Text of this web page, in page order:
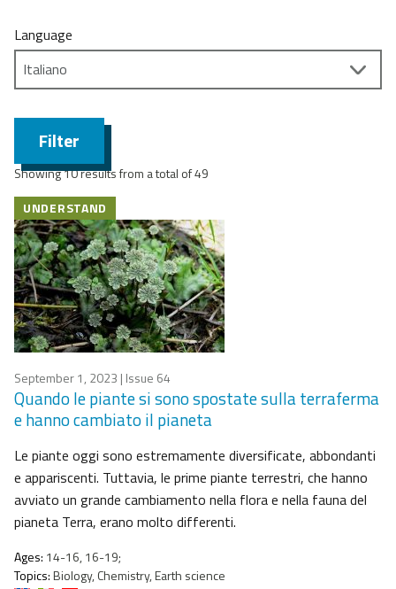
Language
Filter
Showing 10 results from a total of 49
UNDERSTAND
September 1, 2023 | Issue 64
Quando le piante si sono spostate sulla terraferma
e hanno cambiato il pianeta
Le piante oggi sono estremamente diversificate, abbondanti
e appariscenti. Tuttavia, le prime piante terrestri, che hanno
avviato un grande cambiamento nella flora e nella fauna del
pianeta Terra, erano molto differenti.
Ages: 14-16, 16-19;
Topics:Biology, Chemistry, Earth science